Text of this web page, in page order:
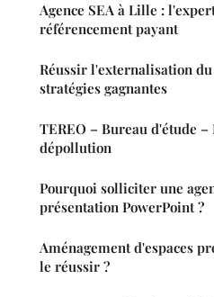
Agence SEA à Lille :
référencement payant
Réussir l'externalisation
stratégies gagnantes
TEREO – Bureau d'étude
dépollution
Pourquoi solliciter une
présentation PowerPoint ?
Aménagement d'espaces
le réussir ?